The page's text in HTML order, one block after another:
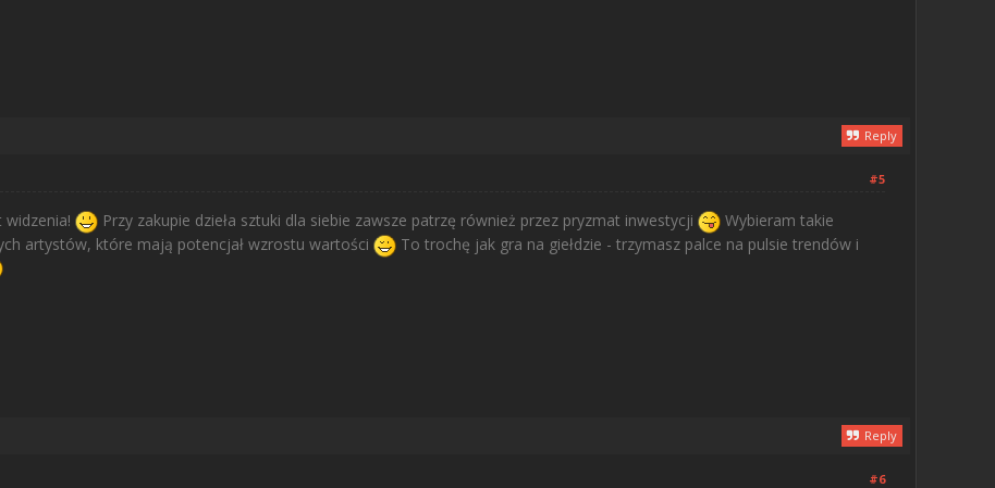
Reply
#5
widzenia! Przy zakupie dzieła sztuki dla siebie zawsze patrzę również przez pryzmat inwestycji
Wybieram takie
artystów, które mają potencjał wzrostu wartości
To trochę jak gra na giełdzie - trzymasz palce na pulsie trendów i
Reply
#6